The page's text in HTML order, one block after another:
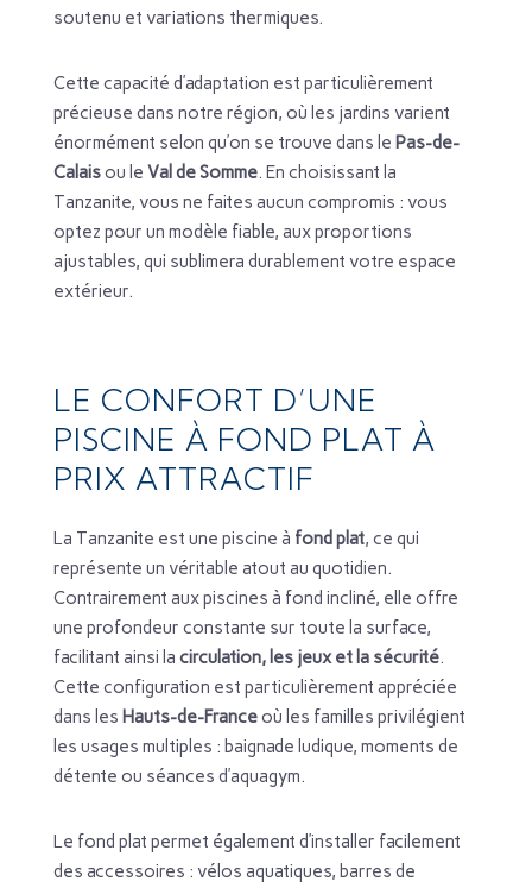
soutenu et variations thermiques.
Cette capacité d’adaptation est particulièrement
précieuse dans notre région, où les jardins varient
énormément selon qu’on se trouve dans le Pas-de-
Calaisou le Val de Somme. En choisissant la
Tanzanite, vous ne faites aucun compromis : vous
optez pour un modèle fiable, aux proportions
ajustables, qui sublimera durablement votre espace
extérieur.
LE CONFORT D’UNE
PISCINE À FOND PLAT À
PRIX ATTRACTIF
La Tanzanite est une piscine à fond plat, ce qui
représente un véritable atout au quotidien.
Contrairement aux piscines à fond incliné, elle offre
une profondeur constante sur toute la surface,
facilitant ainsi la circulation, les jeux et la sécurité.
Cette configuration est particulièrement appréciée
dans les Hauts-de-Franceoù les familles privilégient
les usages multiples : baignade ludique, moments de
détente ou séances d’aquagym.
Le fond plat permet également d’installer facilement
des accessoires : vélos aquatiques, barres de